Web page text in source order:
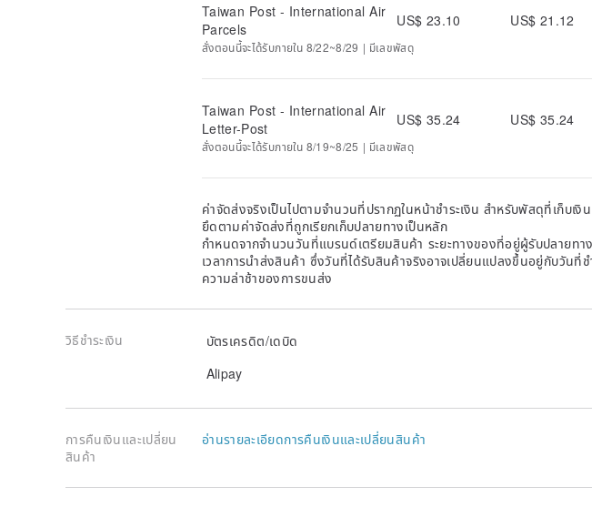
Taiwan Post - International Air
Parcels
US$ 23.10 US$ 21.12
สั่งตอนนี้จะได้รับภายใน 8/22~8/29 | มีเลขพัสดุ
Taiwan Post - International Air
Letter-Post
US$ 35.24 US$ 35.24
สั่งตอนนี้จะได้รับภายใน 8/19~8/25 | มีเลขพัสดุ
ค่าจัดส่งจริงเป็นไปตามจำนวนที่ปรากฏในหน้าชำระเงิน สำหรับพัสดุที่เก็บเงิ
ยึดตามค่าจัดส่งที่ถูกเรียกเก็บปลายทางเป็นหลัก
กำหนดจากจำนวนวันที่แบรนด์เตรียมสินค้า ระยะทางของที่อยู่ผู้รับปลายทาง
เวลาการนำส่งสินค้า ซึ่งวันที่ได้รับสินค้าจริงอาจเปลี่ยนแปลงขึ้นอยู่กับวันที่ช
ความล่าช้าของการขนส่ง
วิธีชำระเงิน
บัตรเครดิต/เดบิด
Alipay
การคืนเงินและเปลี่ยน
สินค้า
อ่านรายละเอียดการคืนเงินและเปลี่ยนสินค้า